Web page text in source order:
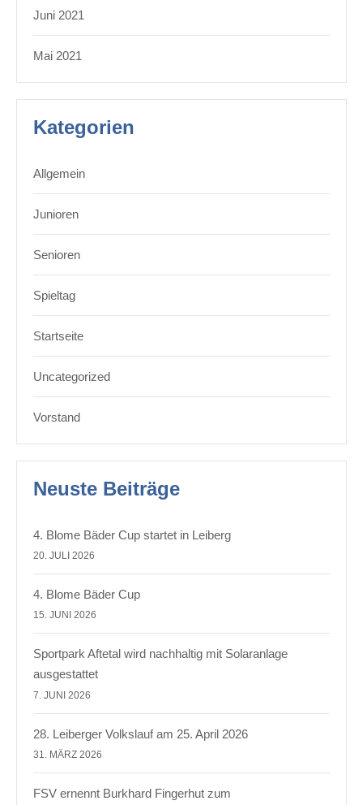
Juni 2021
Mai 2021
Kategorien
Allgemein
Junioren
Senioren
Spieltag
Startseite
Uncategorized
Vorstand
Neuste Beiträge
4. Blome Bäder Cup startet in Leiberg
20. JULI 2026
4. Blome Bäder Cup
15. JUNI 2026
Sportpark Aftetal wird nachhaltig mit Solaranlage
ausgestattet
7. JUNI 2026
28. Leiberger Volkslauf am 25. April 2026
31. MÄRZ 2026
FSV ernennt Burkhard Fingerhut zum